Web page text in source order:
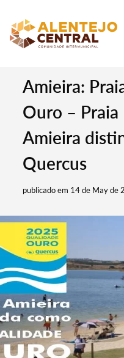
Amieira:
Ouro –
Amieira
Quercus
publicado em 14 de May de